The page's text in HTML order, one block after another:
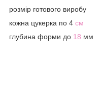
розмір готового виробу
кожна цукерка по 4 см
глубина форми до 18 мм